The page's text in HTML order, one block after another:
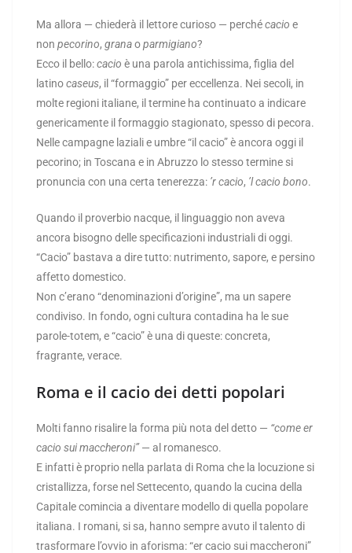
Ma allora — chiederà il lettore curioso — perchécacio e
non pecorino, granaoparmigiano?
Ecco il bello:cacio è una parola antichissima, figlia del
latinocaseus, il “formaggio” per eccellenza. Nei secoli, in
molte regioni italiane, il termine ha continuato a indicare
genericamente il formaggio stagionato, spesso di pecora.
Nelle campagne laziali e umbre “il cacio” è ancora oggi il
pecorino; in Toscana e in Abruzzo lo stesso termine si
pronuncia con una certa tenerezza: ’r cacio, ’l cacio bono.
Quando il proverbio nacque, il linguaggio non aveva
ancora bisogno delle specificazioni industriali di oggi.
“Cacio” bastava a dire tutto: nutrimento, sapore, e persino
affetto domestico.
Non c’erano “denominazioni d’origine”, ma un sapere
condiviso. In fondo, ogni cultura contadina ha le sue
parole-totem, e “cacio” è una di queste: concreta,
fragrante, verace.
Roma e il cacio dei detti popolari
Molti fanno risalire la forma più nota del detto — “come er
cacio sui maccheroni”— al romanesco.
E infatti è proprio nella parlata di Roma che la locuzione si
cristallizza, forse nel Settecento, quando la cucina della
Capitale comincia a diventare modello di quella popolare
italiana. I romani, si sa, hanno sempre avuto il talento di
trasformare l’ovvio in aforisma: “er cacio sui maccheroni”